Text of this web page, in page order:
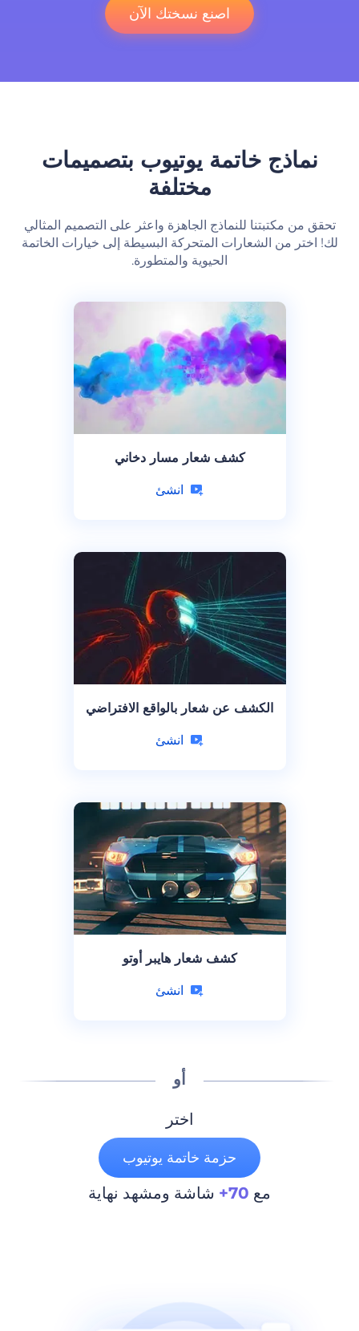
اصنع نسختك الآن
نماذج خاتمة يوتيوب بتصميمات
مختلفة
تحقق من مكتبتنا للنماذج الجاهزة واعثر على التصميم المثالي
لك! اختر من الشعارات المتحركة البسيطة إلى خيارات الخاتمة
الحيوية والمتطورة.
كشف شعار مسار دخاني
انشئ
الكشف عن شعار بالواقع الافتراضي
انشئ
كشف شعار هايبر أوتو
انشئ
أو
اختر
حزمة خاتمة يوتيوب
مع 70+ شاشة ومشهد نهاية